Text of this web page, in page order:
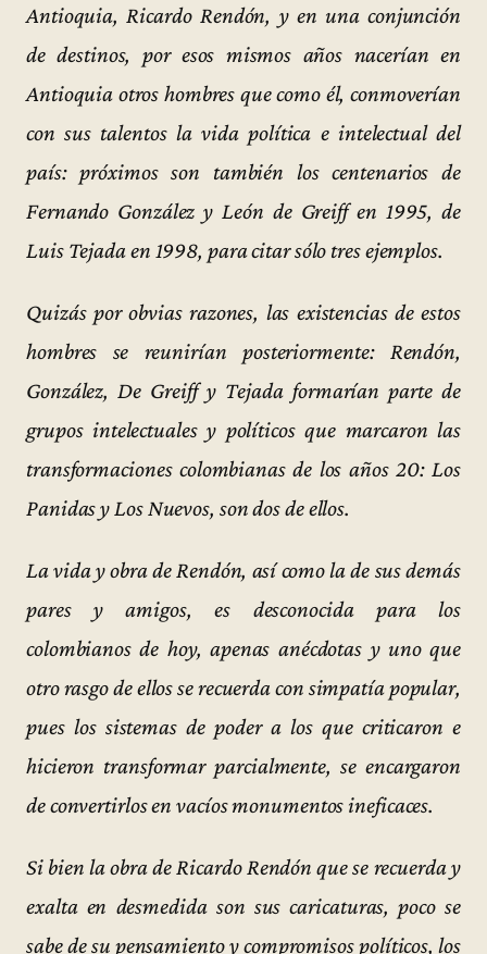
Antioquia, Ricardo Rendón, y en una conjunción
de destinos, por esos mismos años nacerían en
Antioquia otros hombres que como él, conmoverían
con sus talentos la vida política e intelectual del
país: próximos son también los centenarios de
Fernando González y León de Greiff en 1995, de
Luis Tejada en 1998, para citar sólo tres ejemplos.
Quizás por obvias razones, las existencias de estos
hombres se reunirían posteriormente: Rendón,
González, De Greiff y Tejada formarían parte de
grupos intelectuales y políticos que marcaron las
transformaciones colombianas de los años 20: Los
Panidas y Los Nuevos, son dos de ellos.
La vida y obra de Rendón, así como la de sus demás
pares y amigos, es desconocida para los
colombianos de hoy, apenas anécdotas y uno que
otro rasgo de ellos se recuerda con simpatía popular,
pues los sistemas de poder a los que criticaron e
hicieron transformar parcialmente, se encargaron
de convertirlos en vacíos monumentos ineficaces.
Si bien la obra de Ricardo Rendón que se recuerda y
exalta en desmedida son sus caricaturas, poco se
sabe de su pensamiento y compromisos políticos, los